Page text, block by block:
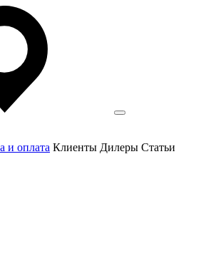
и оплата Клиенты Дилеры Статьи